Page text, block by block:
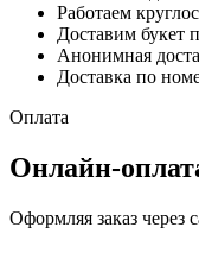
Работаем
Доставим букет
Анонимная
Доставка по
Оплата
Онлайн-
Оформляя заказ